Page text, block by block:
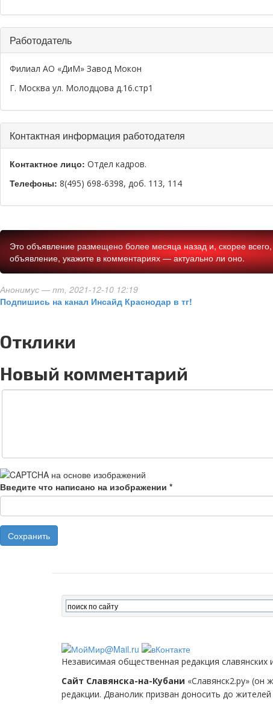
Работодатель
Филиал АО «ДиМ» Завод Мокон
Г. Москва ул. Молодцова д.16.стр1
Контактная информация работодателя
Контактное лицо: Отдел кадров.
Телефоны: 8(495) 698-6398, доб. 113, 114
Это объявление размещено более месяца назад и, скорее
объявление, укажите в комментариях — актуально ли оно.
Анонимус — пт, 2021-12-10 12:19
Подпишись на канал Инсайд Краснодар в тг!
Отклики
Новый комментарий
Введите что написано на изображении *
Сохранить
Независимая общественная редакция славянских
Сайт Славянска-на-Кубани «Славянск2.ру» (он
редакции. Дванолик призван доносить до